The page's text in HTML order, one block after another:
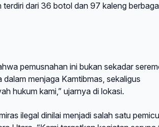
dari 36 botol dan 97 kaleng
pemusnahan ini bukan sekadar
menjaga Kamtibmas, sekaligus
hukum kami,” ujarnya di lokasi.
ilegal dinilai menjadi salah satu pemicu